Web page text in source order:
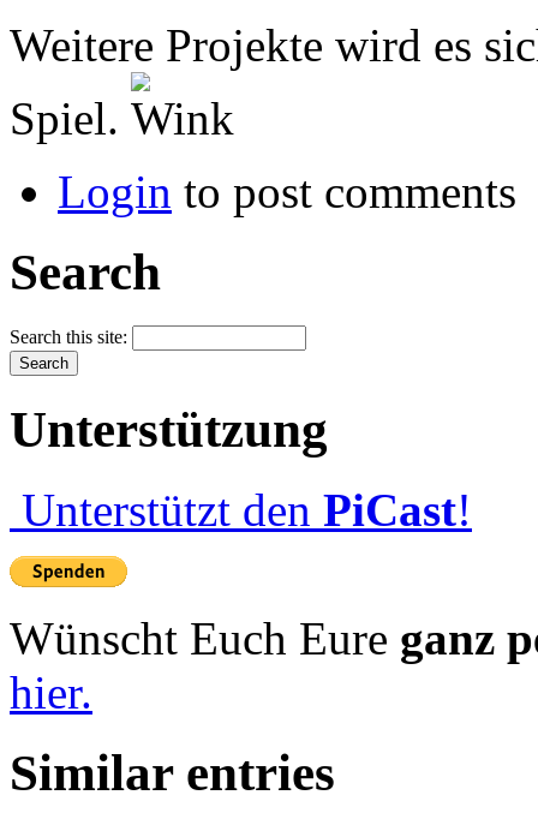
Weitere Projekte wird es
Spiel.
Login to post comments
Search
Search this site:
Unterstützung
Unterstützt den PiCast!
Wünscht Euch Eure ganz
hier.
Similar entries